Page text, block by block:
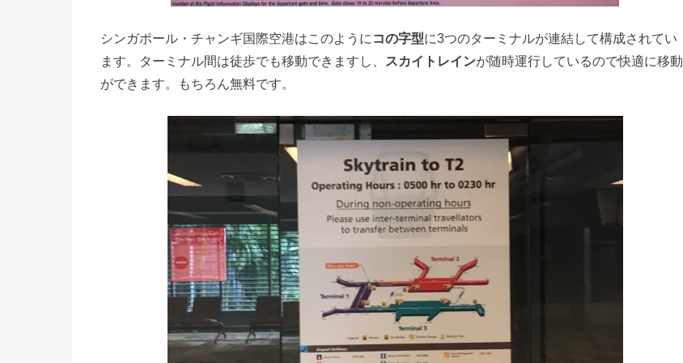
シンガポール・チャンギ国際空港はこのように コの字型に3つのターミナルが連結して構成されてい
ます。ターミナル間は徒歩でも移動できますし、
スカイトレインが随時運行しているので快適に移動
ができます。もちろん無料です。